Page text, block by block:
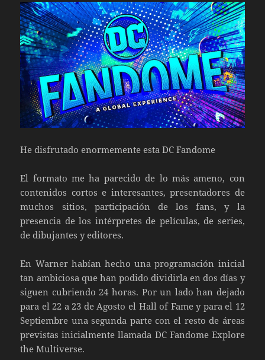
He disfrutado enormemente estaDC Fandome
El formato me ha parecido de lo más ameno, con
contenidos cortos e interesantes, presentadores de
muchos sitios, participación de los fans, y la
presencia de los intérpretes de películas, de series,
de dibujantes y editores.
En Warner habían hecho una programación inicial
tan ambiciosa que han podido dividirla en dos días y
siguen cubriendo 24 horas. Por un lado han dejado
para el 22 a 23 de Agosto el Hall of Fame y para el 12
Septiembre una segunda parte con el resto de áreas
previstas inicialmente llamada DC Fandome Explore
the Multiverse.